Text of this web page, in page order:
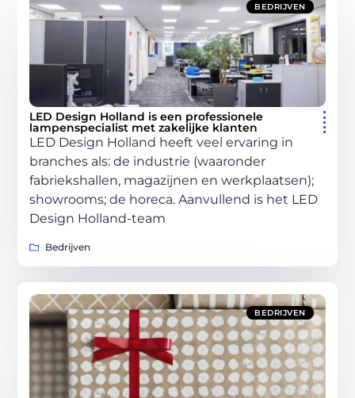
BEDRIJVEN
LED Design Holland is een professionele
lampenspecialist met zakelijke klanten
LED Design Holland heeft veel ervaring in
branches als: de industrie (waaronder
fabriekshallen, magazijnen en werkplaatsen);
showrooms; de horeca. Aanvullend is het LED
Design Holland-team
Bedrijven
BEDRIJVEN